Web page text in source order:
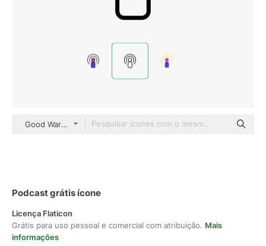
Good Ware Lineal
Podcast grátis ícone
Licença Flaticon
Grátis para uso pessoal e comercial com atribuição. Mais
informações